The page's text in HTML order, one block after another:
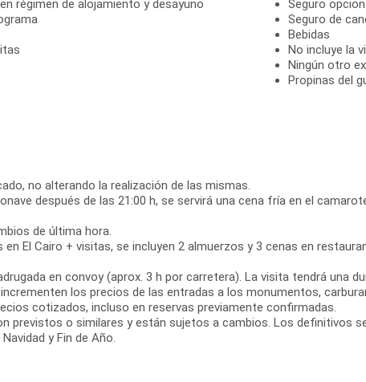
régimen de alojamiento y desayuno
Seguro
Seguro de
Bebidas
No incluye la
Ningún otro
Propinas del
no alterando la realización de las mismas.
después de las 21:00 h, se servirá una cena fría en el
de última hora.
El Cairo + visitas, se incluyen 2 almuerzos y 3 cenas en
en convoy (aprox. 3 h por carretera). La visita tendrá una
los precios de las entradas a los monumentos,
cotizados, incluso en reservas previamente confirmadas.
previstos o similares y están sujetos a cambios. Los definitivos
y Fin de Año.